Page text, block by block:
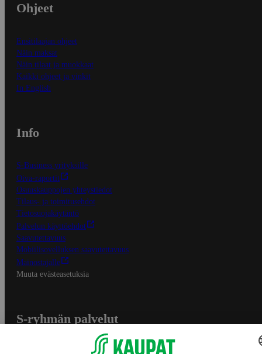
Ohjeet
Ensitilaajan ohjeet
Näin maksat
Näin tilaat ja muokkaat
Kaikki ohjeet ja vinkit
In English
Info
S-Business yrityksille
Oiva-raportit
Osuuskauppojen yhteystiedot
Tilaus- ja toimitusehdot
Tietosuojakäytäntö
Palvelun käyttöehdot
Saavutettavuus
Mobiilisovelluksen saavutettavuus
Mainostajalle
Muuta evästeasetuksia
S-ryhmän palvelut